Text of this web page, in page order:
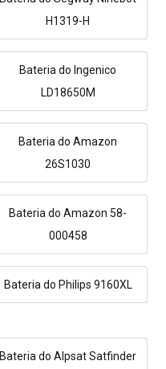
H1319-H
Bateria do Ingenico
LD18650M
Bateria do Amazon
26S1030
Bateria do Amazon 58-
000458
Bateria do Philips 9160XL
Bateria do Alpsat Satfinder